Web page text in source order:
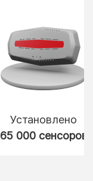
Установлено
65 000 сенсоров